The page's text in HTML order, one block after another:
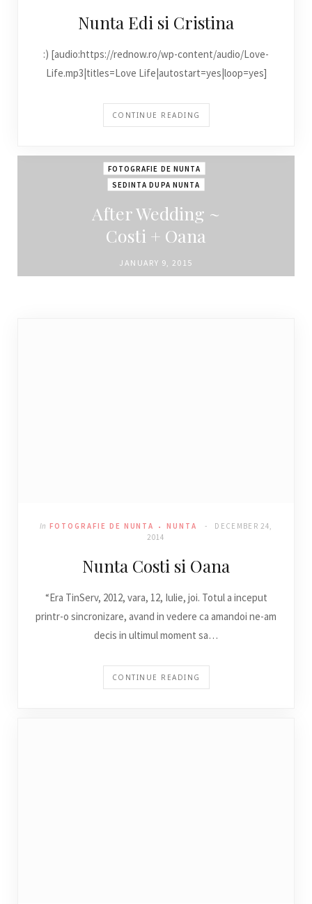
Nunta Edi si Cristina
:) [audio:https://rednow.ro/wp-content/audio/Love-
Life.mp3|titles=Love Life|autostart=yes|loop=yes]
CONTINUE READING
FOTOGRAFIE DE NUNTA
SEDINTA DUPA NUNTA
After Wedding ~
Costi + Oana
JANUARY 9, 2015
In FOTOGRAFIE DE NUNTA NUNTA
DECEMBER 24,
2014
Nunta Costi si Oana
“Era TinServ, 2012, vara, 12, Iulie, joi. Totul a inceput
printr-o sincronizare, avand in vedere ca amandoi ne-am
decis in ultimul moment sa…
CONTINUE READING